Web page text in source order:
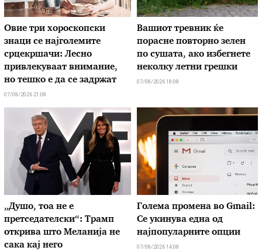
Овие три хороскопски
знаци се најголемите
срцекршачи: Лесно
привлекуваат внимание,
но тешко е да се задржат
07/08/2026 21:08
Вашиот тревник ќе
порасне повторно зелен
по сушата, ако избегнете
неколку летни грешки
07/08/2026 18:08
„Душо, тоа не е
претседателски“: Трамп
открива што Меланија не
сака кај него
Голема промена во Gmail:
Се укинува една од
најпопуларните опции
07/08/2026 14:08